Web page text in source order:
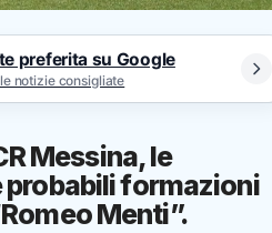
preferita su Google
notizie consigliate
Messina, le
probabili formazioni
Menti”.